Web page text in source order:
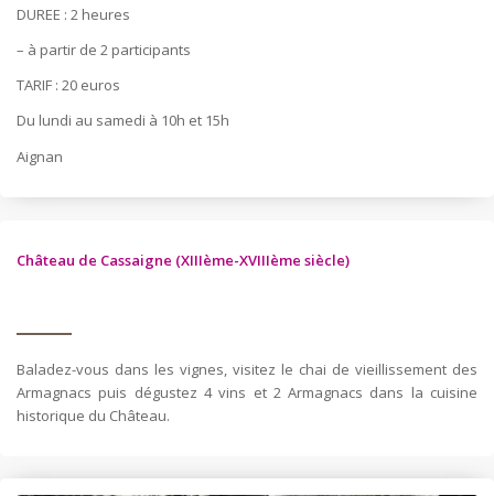
DUREE : 2 heures
– à partir de 2 participants
TARIF : 20 euros
Du lundi au samedi à 10h et 15h
Aignan
Château de Cassaigne (XIIIème-XVIIIème siècle)
Baladez-vous dans les vignes, visitez le chai de vieillissement des
Armagnacs puis dégustez 4 vins et 2 Armagnacs dans la cuisine
historique du Château.